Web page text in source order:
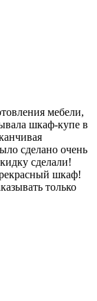
мебели,
шкаф-купе в
сделано очень
сделали!
шкаф!
только